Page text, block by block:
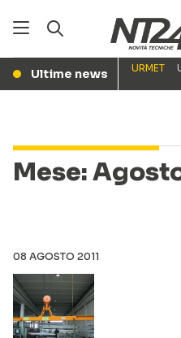
● Ultime news URMET
Mese:
08 AGOSTO 2011